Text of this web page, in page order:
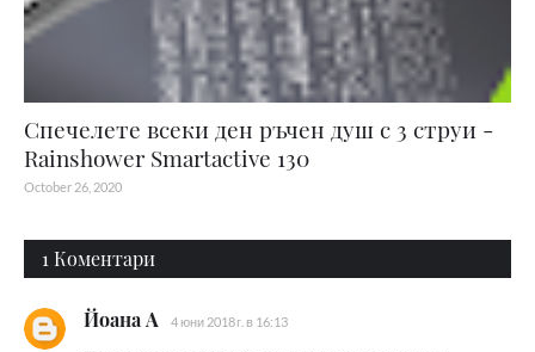
Спечелете всеки ден ръчен душ с 3 струи -
Rainshower Smartactive 130
October 26, 2020
1 Коментари
Йоана А 4 юни 2018 г. в 16:13